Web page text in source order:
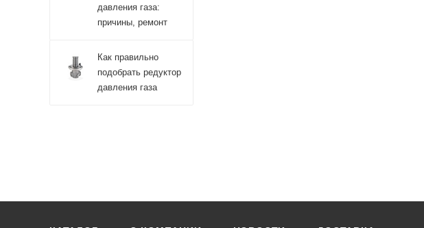
давления газа:
причины, ремонт
Как правильно
подобрать редуктор
давления газа